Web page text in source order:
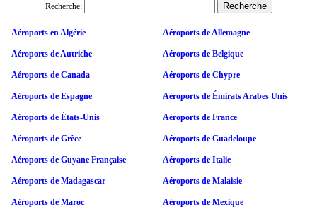
Recherche:
Aéroports en Algérie Aéroports de Allemagne
Aéroports de Autriche Aéroports de Belgique
Aéroports de Canada Aéroports de Chypre
Aéroports de Espagne Aéroports de Émirats Arabes Unis
Aéroports de États-Unis Aéroports de France
Aéroports de Grèce Aéroports de Guadeloupe
Aéroports de Guyane Française Aéroports de Italie
Aéroports de Madagascar Aéroports de Malaisie
Aéroports de Maroc Aéroports de Mexique